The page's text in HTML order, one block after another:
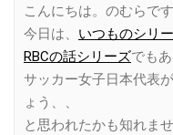
こんにちは。のむらです
今日は、 いつものシリ
RBCの話シリーズでもあ
サッカー女子日本代表
ょう、、
と思われたかも知れま